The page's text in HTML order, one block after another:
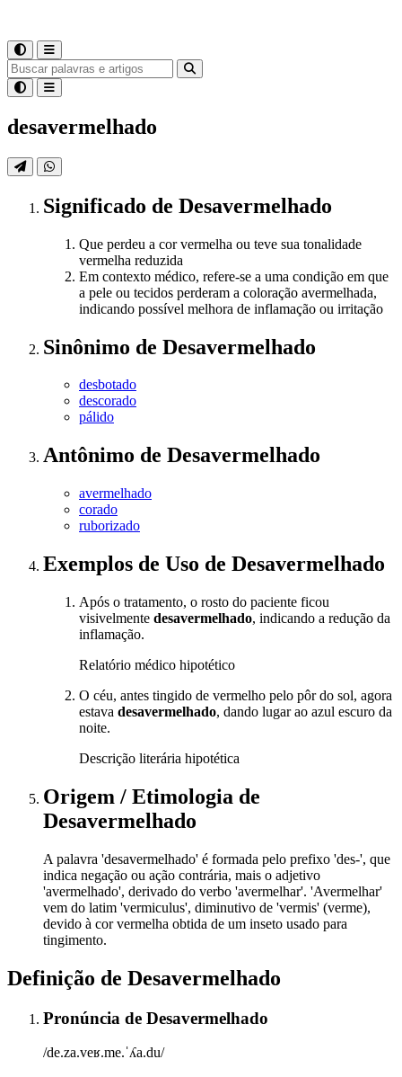
desavermelhado
Significado de Desavermelhado
Que perdeu a cor vermelha ou teve sua tonalidade
vermelha reduzida
Em contexto médico, refere-se a uma condição em que
a pele ou tecidos perderam a coloração avermelhada,
indicando possível melhora de inflamação ou irritação
Sinônimo de Desavermelhado
desbotado
descorado
pálido
Antônimo de Desavermelhado
avermelhado
corado
ruborizado
Exemplos de Uso de Desavermelhado
Após o tratamento, o rosto do paciente ficou
visivelmente desavermelhado, indicando a redução da
inflamação.
Relatório médico hipotético
O céu, antes tingido de vermelho pelo pôr do sol, agora
estava desavermelhado, dando lugar ao azul escuro da
noite.
Descrição literária hipotética
Origem / Etimologia de
Desavermelhado
A palavra 'desavermelhado' é formada pelo prefixo 'des-', que
indica negação ou ação contrária, mais o adjetivo
'avermelhado', derivado do verbo 'avermelhar'. 'Avermelhar'
vem do latim 'vermiculus', diminutivo de 'vermis' (verme),
devido à cor vermelha obtida de um inseto usado para
tingimento.
Definição de Desavermelhado
Pronúncia de Desavermelhado
/de.za.veʁ.me.ˈʎa.du/